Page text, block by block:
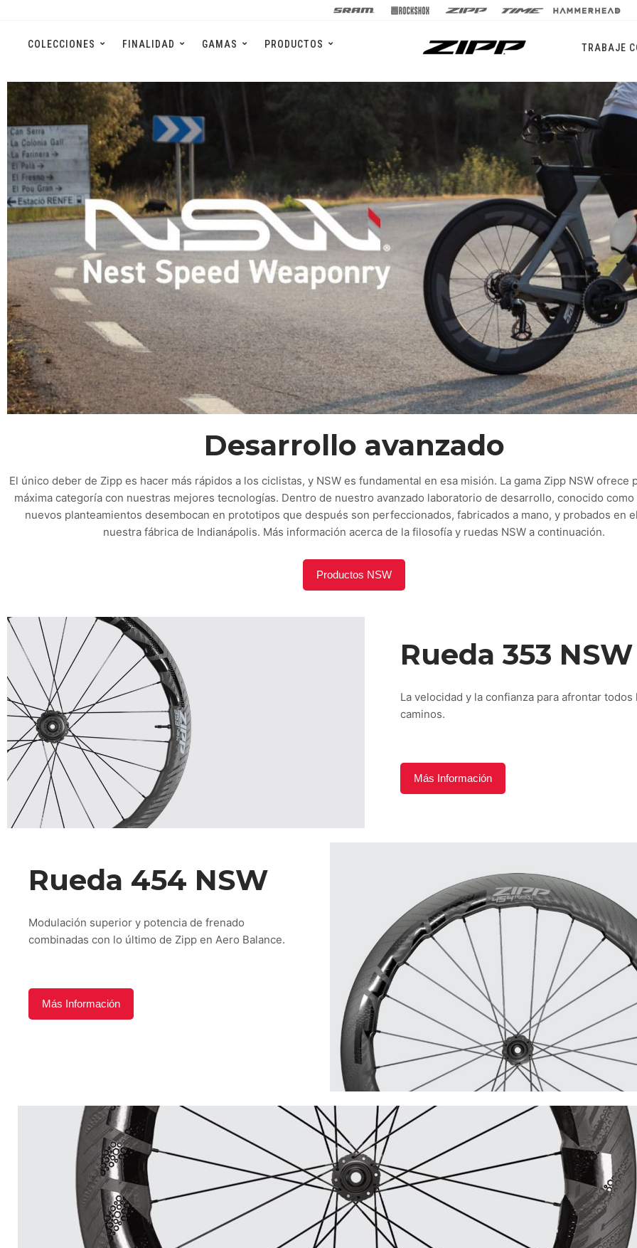
contenidoCOLECCIONES FINALIDAD GAMAS PRODUCTOS TRABAJE
Desarrollo avanzado
El único deber de Zipp es hacer más rápidos a los ciclistas, y NSW es fundamental en esa misión. La gama Zipp NSW ofrece
máxima categoría con nuestras mejores tecnologías. Dentro de nuestro avanzado laboratorio de desarrollo, conocido como
nuevos planteamientos desembocan en prototipos que después son perfeccionados, fabricados a mano, y probados en
nuestra fábrica de Indianápolis. Más información acerca de la filosofía y ruedas NSW a continuación.
Productos NSW
Rueda 353 NSW
La velocidad y la confianza para afrontar todos
caminos.
Más Información
Rueda 454 NSW
Modulación superior y potencia de frenado
combinadas con lo último de Zipp en Aero Balance.
Más Información